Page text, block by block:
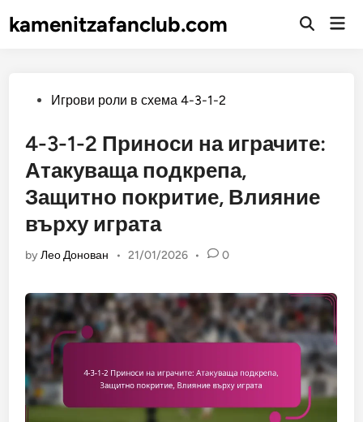
tokamenitzafanclub.com
Open
PostedИгрови роли в схема 4-3-1-2
4-3-1-2 Приноси на играчите:
Атакуваща подкрепа,
Защитно покритие, Влияние
върху играта
byЛео Донован • 21/01/2026 • 0